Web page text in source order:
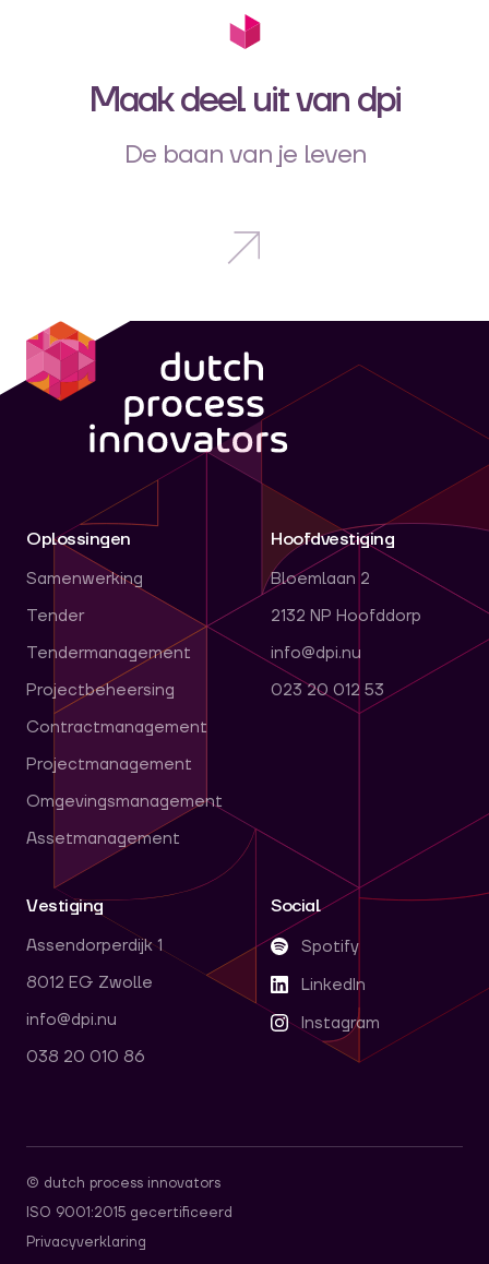
Maak deel uit van dpi
De baan van je leven
Oplossingen
Samenwerking
Tender
Tendermanagement
Projectbeheersing
Contractmanagement
Projectmanagement
Omgevingsmanagement
Assetmanagement
Hoofdvestiging
Bloemlaan 2
2132 NP Hoofddorp
info@dpi.nu
023 20 012 53
Vestiging
Assendorperdijk 1
8012 EG Zwolle
info@dpi.nu
038 20 010 86
Social
Spotify
LinkedIn
Instagram
© dutch process innovators
ISO 9001:2015 gecertificeerd
Privacyverklaring